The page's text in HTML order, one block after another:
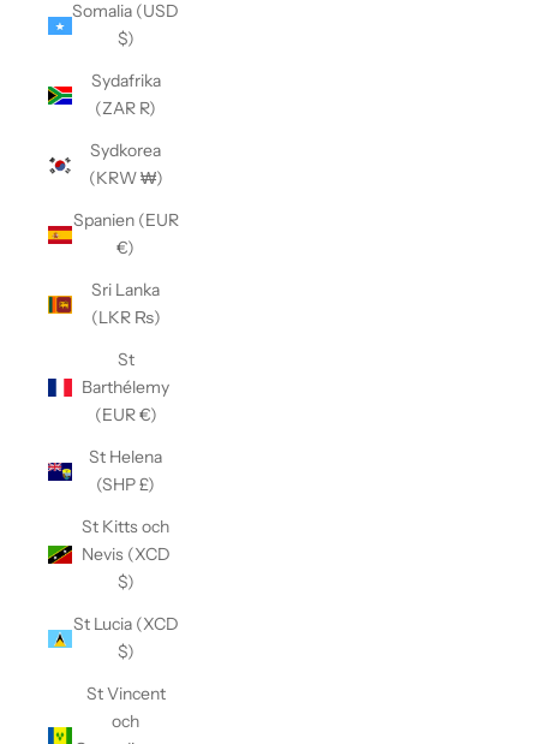
Somalia (USD
$)
Sydafrika
(ZAR R)
Sydkorea
(KRW ₩)
Spanien (EUR
€)
Sri Lanka
(LKR ₨)
St
Barthélemy
(EUR €)
St Helena
(SHP £)
St Kitts och
Nevis (XCD
$)
St Lucia (XCD
$)
St Vincent
och